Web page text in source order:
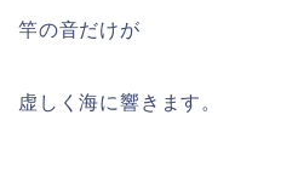
竿の音だけが
虚しく海に響きます。